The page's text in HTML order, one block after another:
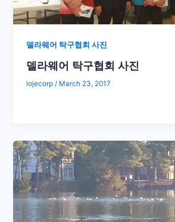
델라웨어 탁구협회 사진
델라웨어 탁구협회 사진
lojecorp/ March 23, 2017